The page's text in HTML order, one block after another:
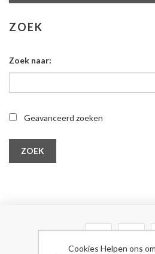
ZOEK
Zoek naar:
Geavanceerd zoeken
ZOEK
Cookies Helpen ons